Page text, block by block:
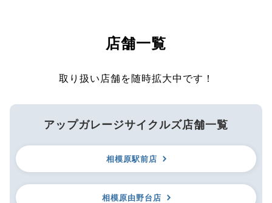
店舗一覧
取り扱い店舗を随時拡大中です！
アップガレージサイクルズ店舗一覧
相模原駅前店
相模原由野台店